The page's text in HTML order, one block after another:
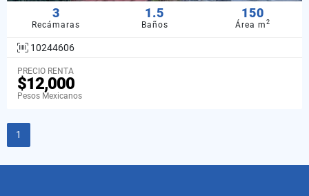
3
Recámaras
1.5
Baños
150
Área m2
10244606
PRECIO RENTA
$12,000
Pesos Mexicanos
1